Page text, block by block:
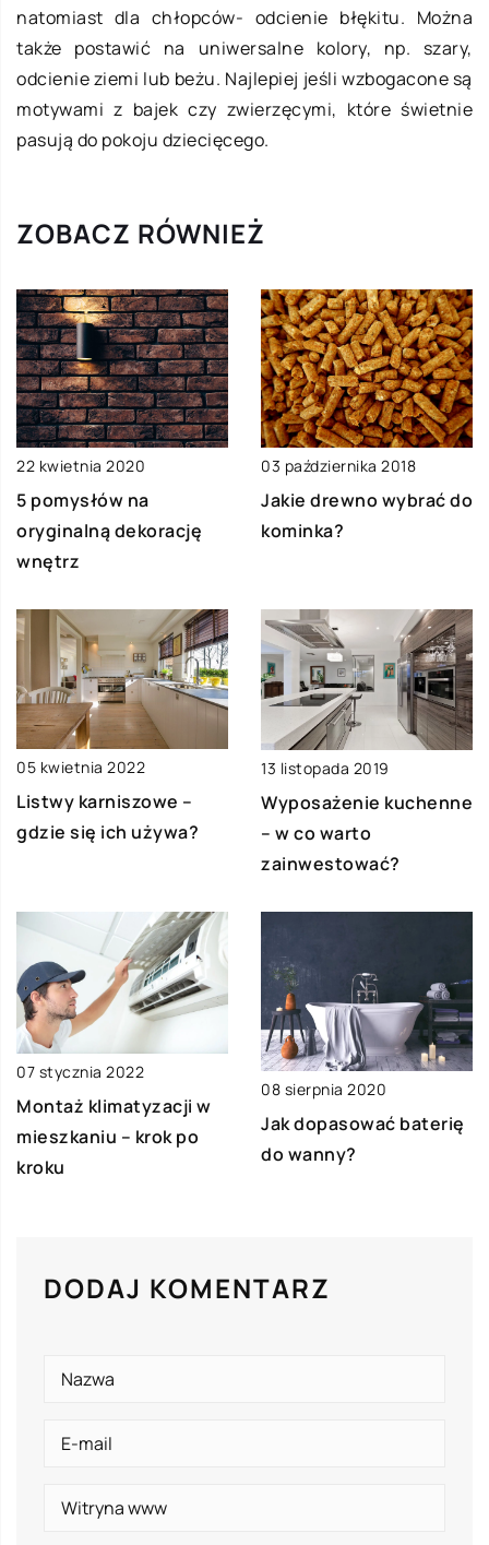
natomiast dla chłopców- odcienie błękitu. Można
także postawić na uniwersalne kolory, np. szary,
odcienie ziemi lub beżu. Najlepiej jeśli wzbogacone są
motywami z bajek czy zwierzęcymi, które świetnie
pasują do pokoju dziecięcego.
ZOBACZ RÓWNIEŻ
22 kwietnia 2020
5 pomysłów na
oryginalną dekorację
wnętrz
03 października 2018
Jakie drewno wybrać do
kominka?
05 kwietnia 2022
Listwy karniszowe –
gdzie się ich używa?
13 listopada 2019
Wyposażenie kuchenne
– w co warto
zainwestować?
07 stycznia 2022
Montaż klimatyzacji w
mieszkaniu – krok po
kroku
08 sierpnia 2020
Jak dopasować baterię
do wanny?
DODAJ KOMENTARZ